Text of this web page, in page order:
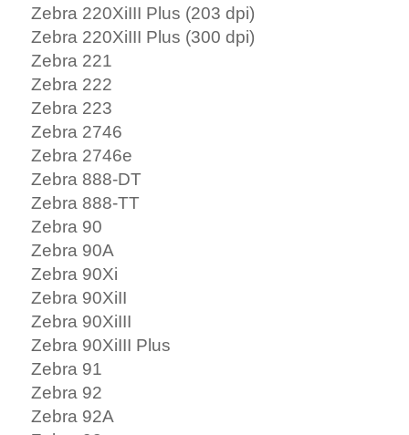
Zebra 220XiIII Plus (203 dpi)
Zebra 220XiIII Plus (300 dpi)
Zebra 221
Zebra 222
Zebra 223
Zebra 2746
Zebra 2746e
Zebra 888-DT
Zebra 888-TT
Zebra 90
Zebra 90A
Zebra 90Xi
Zebra 90XiII
Zebra 90XiIII
Zebra 90XiIII Plus
Zebra 91
Zebra 92
Zebra 92A